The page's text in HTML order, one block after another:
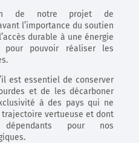
de notre projet de
l’importance du soutien
durable à une énergie
pour pouvoir réaliser les
est essentiel de conserver
et de les décarboner
à des pays qui ne
trajectoire vertueuse et dont
pour nos